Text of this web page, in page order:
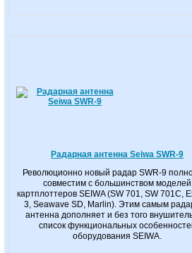
Радарная антенна Seiwa SWR-9
Революционно новый радар SWR-9
совместим с большинством моделей
картплоттеров SEIWA (SW 701, SW 701С,
3, Seawave SD, Marlin). Этим самым
антенна дополняет и без того
список функциональных
оборудования SEIWA.